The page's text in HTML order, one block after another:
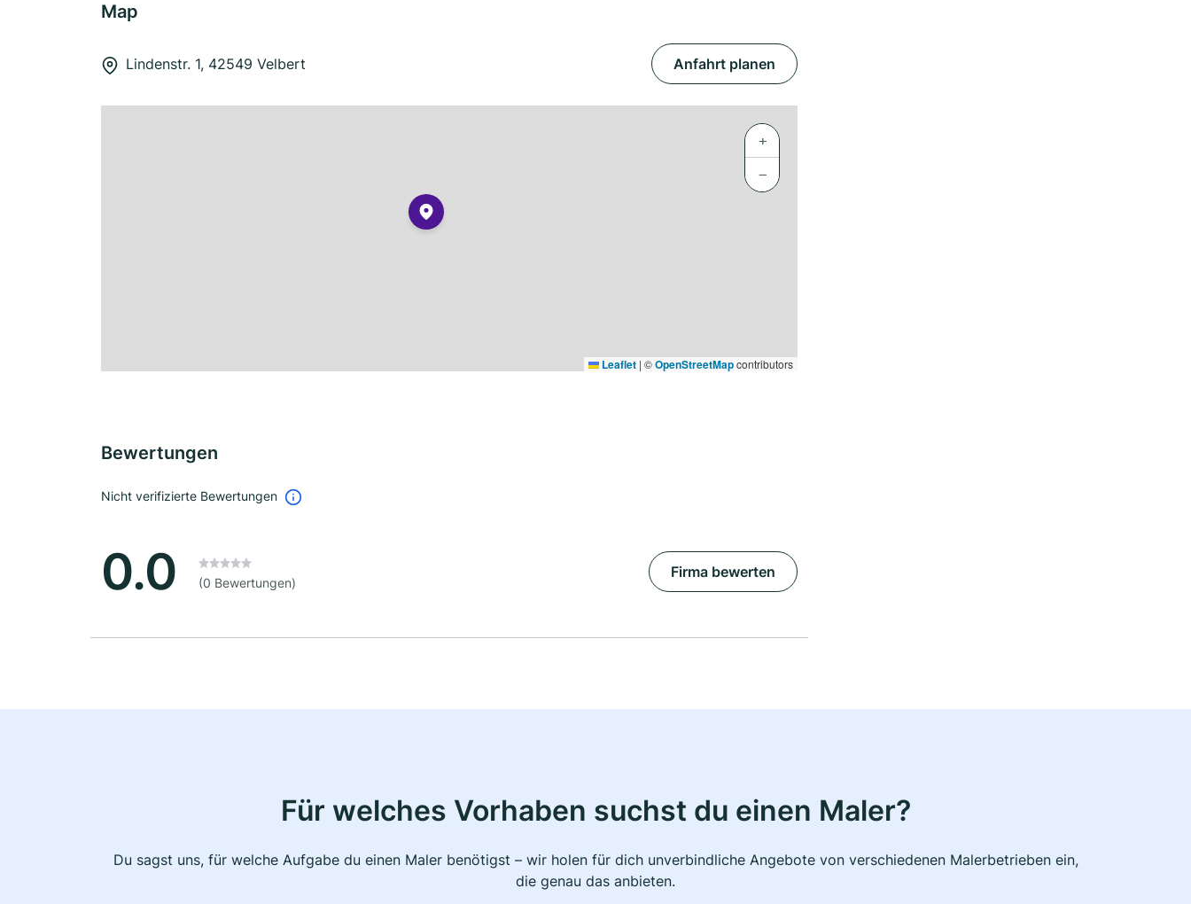
Map
Lindenstr. 1, 42549 Velbert Anfahrt planen
+
−
Leaflet | ©OpenStreetMapcontributors
Bewertungen
Nicht verifizierte Bewertungen
0.0 (0 Bewertungen)
Firma bewerten
Für welches Vorhaben suchst du einen Maler?
Du sagst uns, für welche Aufgabe du einen Maler benötigst – wir holen für dich unverbindliche Angebote von verschiedenen Malerbetrieben ein,
die genau das anbieten.